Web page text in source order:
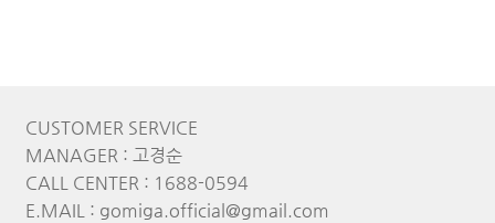
CUSTOMER SERVICE
MANAGER : 고경순
CALL CENTER : 1688-0594
E.MAIL : gomiga.official@gmail.com